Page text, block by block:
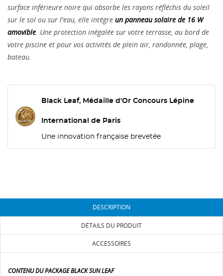
surface inférieure noire qui absorbe les rayons réfléchis du soleil
sur le sol ou sur l'eau, elle intègre un panneau solaire de 16 W
amovible . Une protection inégalée sur votre terrasse, au bord de
votre piscine et pour vos activités de plein air, randonnée, plage,
bateau.
Black Leaf, Médaille d'Or Concours Lépine
International de Paris
Une innovation française brevetée
DESCRIPTION
DÉTAILS DU PRODUIT
ACCESSOIRES
CONTENU DU PACKAGE BLACK SUN LEAF